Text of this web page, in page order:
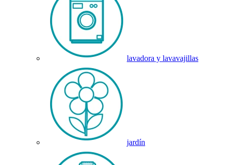
lavadora y lavavajillas
jardín